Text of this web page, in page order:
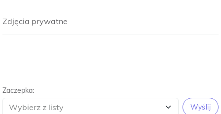
Zdjęcia prywatne
Zaczepka:
Wyślij